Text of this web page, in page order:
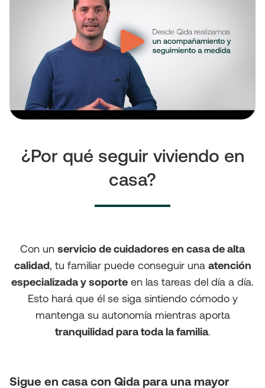
¿Por qué seguir viviendo en
casa?
Con un servicio de cuidadores en casa de alta
calidad, tu familiar puede conseguir una atención
especializada y soporte en las tareas del día a día.
Esto hará que él se siga sintiendo cómodo y
mantenga su autonomía mientras aporta
tranquilidad para toda la familia.
Sigue en casa con Qida para una mayor